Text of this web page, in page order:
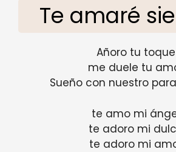
Te amaré
Añoro tu toque
me duele tu
Sueño con nuestro
te amo mi
te adoro mi
te adoro mi